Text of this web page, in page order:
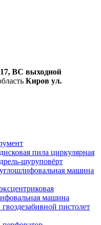
, ВС выходной
Киров ул.
пила циркулярная
шуруповёрт
машина
машина
пистолет